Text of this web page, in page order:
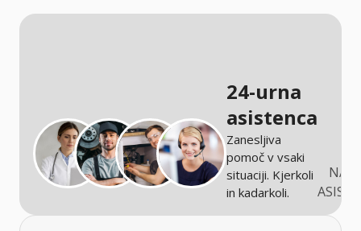
24-urna
asistenca
Zanesljiva
pomoč v vsaki
situaciji. Kjerkoli
in kadarkoli.